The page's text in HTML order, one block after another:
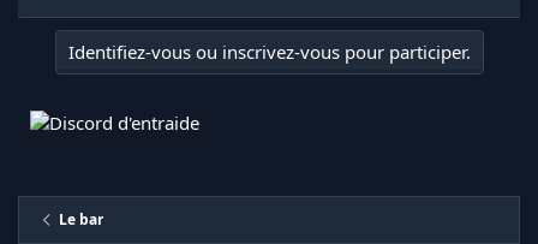
Identifiez-vous ou inscrivez-vous pour participer.
Le bar